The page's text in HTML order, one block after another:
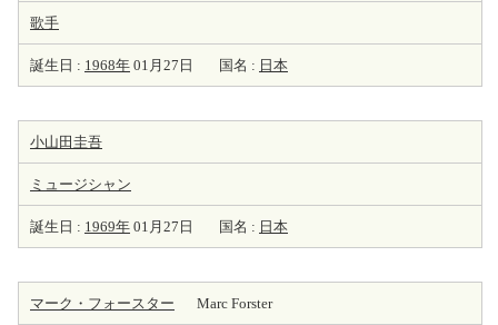
歌手
誕生日 : 1968年 01月27日 国名 : 日本
小山田圭吾
ミュージシャン
誕生日 : 1969年 01月27日 国名 : 日本
マーク・フォースター Marc Forster